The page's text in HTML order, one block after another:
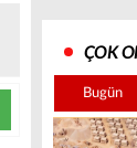
ÇOK
Bugün